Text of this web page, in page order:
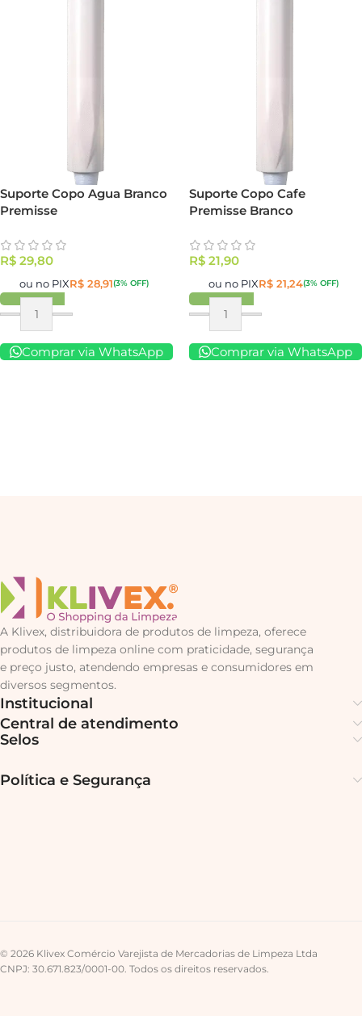
Suporte Copo Agua Branco
Premisse
R$ 29,80
ou no PIXR$ 28,91(3% OFF)
Comprar via WhatsApp
Suporte Copo Cafe
Premisse Branco
R$ 21,90
ou no PIXR$ 21,24(3% OFF)
Comprar via WhatsApp
A Klivex, distribuidora de produtos de limpeza, oferece
produtos de limpeza online com praticidade, segurança
e preço justo, atendendo empresas e consumidores em
diversos segmentos.
Institucional
Central de atendimento
Selos
Política e Segurança
© 2026 Klivex Comércio Varejista de Mercadorias de Limpeza Ltda
CNPJ: 30.671.823/0001-00. Todos os direitos reservados.